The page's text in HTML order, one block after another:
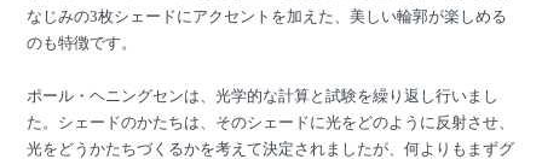
なじみの3枚シェードにアクセントを加えた、美しい輪郭が楽しめる
のも特徴です。
ポール・ヘニングセンは、光学的な計算と試験を繰り返し行いまし
た。シェードのかたちは、そのシェードに光をどのように反射させ、
光をどうかたちづくるかを考えて決定されましたが、何よりもまずグ